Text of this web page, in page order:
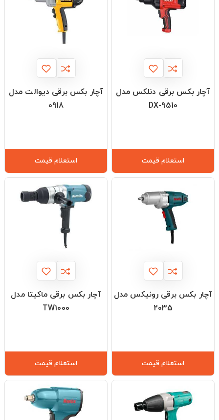
آچار بکس برقی دنلکس مدل
DX-9510
استعلام قیمت
آچار بکس برقی دیوالت مدل
0918
استعلام قیمت
آچار بکس برقی رونیکس مدل
2035
استعلام قیمت
آچار بکس برقی ماکیتا مدل
TW1000
استعلام قیمت